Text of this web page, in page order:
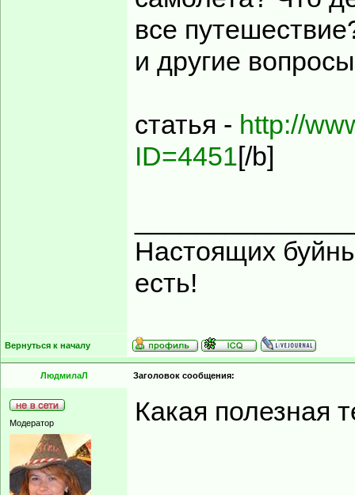
все
и другие
статья - http://
ID=4451[/b]
Настоящих
есть!
Вернуться к началу
ЛюдмилаЛ Заголовок сообщения:
Модератор Какая полезная